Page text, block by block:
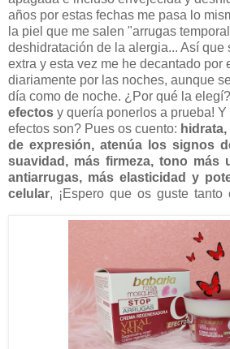
años por estas fechas me pasa lo
la piel que me salen "arrugas
deshidratación de la alergia... Así que
extra y esta vez me he decantado por
diariamente por las noches, aunque
día como de noche. ¿Por qué la
efectos y quería ponerlos a prueba!
efectos son? Pues os cuento:
de expresión, atenúa los signos
suavidad, más firmeza, tono más
antiarrugas, más elasticidad y
celular, ¡Espero que os guste tanto